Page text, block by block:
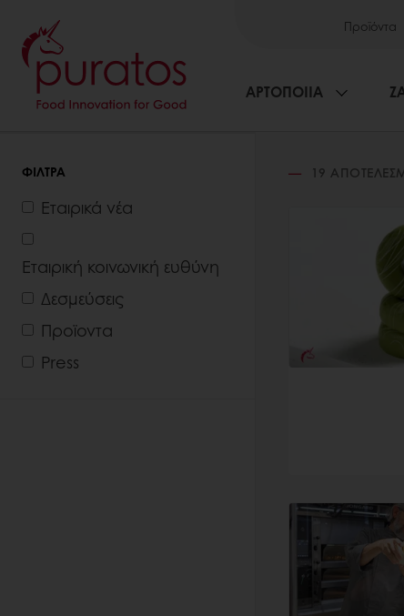
Προϊόντα
ΑΡΤΟΠΟΙΙΑ
ΦΊΛΤΡΑ
Εταιρικά νέα
Εταιρική κοινωνική ευθύνη
Δεσμεύσεις
Προϊοντα
Press
19